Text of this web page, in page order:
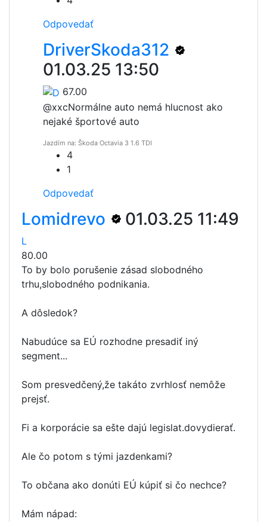
Odpovedať
DriverSkoda312
01.03.25 13:50
67.00
@xxcNormálne auto nemá hlucnost ako
nejaké športové auto
Jazdím na: Škoda Octavia 3 1.6 TDI
4
1
Odpovedať
Lomidrevo 01.03.25 11:49
L
80.00
To by bolo porušenie zásad slobodného
trhu,slobodného podnikania.
A dôsledok?
Nabudúce sa EÚ rozhodne presadiť iný
segment...
Som presvedčený,že takáto zvrhlosť nemôže
prejsť.
Fi a korporácie sa ešte dajú legislat.dovydierať.
Ale čo potom s tými jazdenkami?
To občana ako donúti EÚ kúpiť si čo nechce?
Mám nápad: